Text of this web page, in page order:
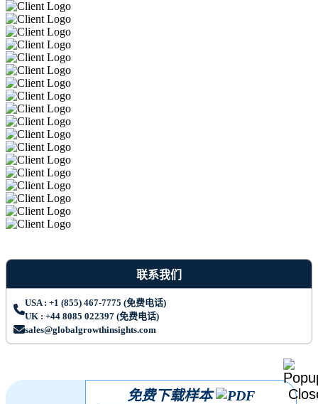
联系我们
USA : +1 (855) 467-7775 (免费电话)
UK : +44 8085 022397 (免费电话)
sales@globalgrowthinsights.com
免费下载样本